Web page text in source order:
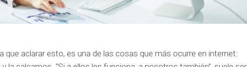
que aclarar esto, es una de las cosas que más ocurre en internet: